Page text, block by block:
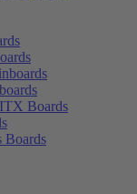
Boards
Boards